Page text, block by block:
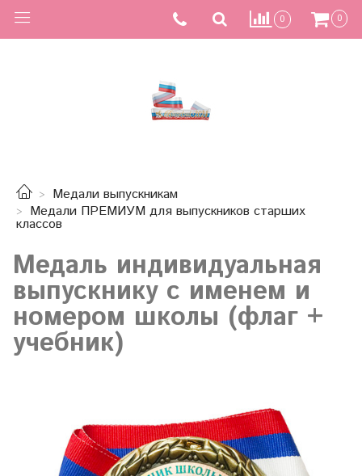
0 0
Медали выпускникам
Медали ПРЕМИУМ для выпускников старших
классов
Медаль индивидуальная
выпускнику с именем и
номером школы (флаг +
учебник)